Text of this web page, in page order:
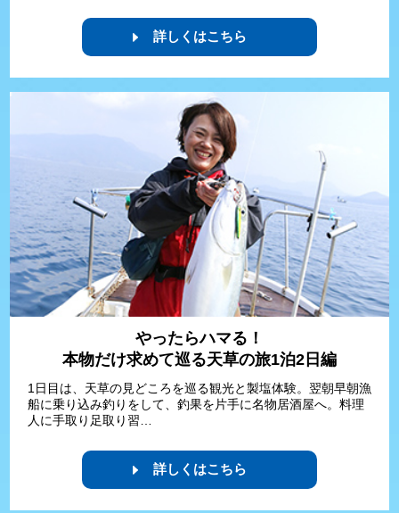
詳しくはこちら
やったらハマる！
本物だけ求めて巡る天草の旅1泊2日編
1日目は、天草の見どころを巡る観光と製塩体験。翌朝早朝漁
船に乗り込み釣りをして、釣果を片手に名物居酒屋へ。料理
人に手取り足取り習…
詳しくはこちら